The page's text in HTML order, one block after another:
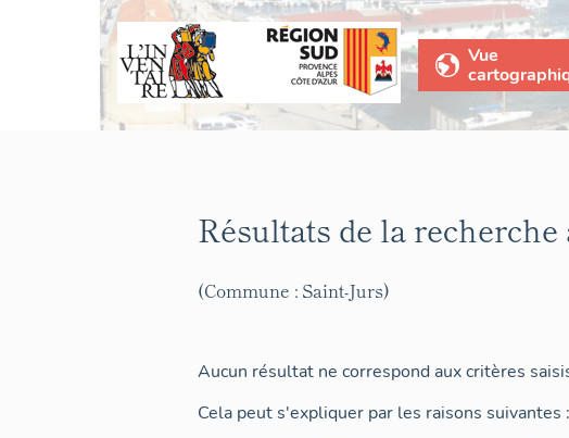
Vue
Résultats de la recherche
(Commune : Saint-Jurs)
Aucun résultat ne correspond aux critères
Cela peut s'expliquer par les raisons suivantes :